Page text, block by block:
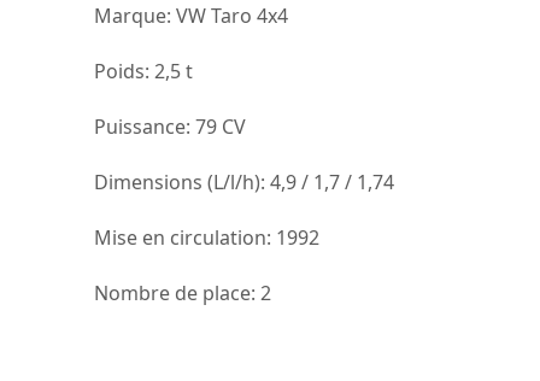
Marque: VW Taro 4x4
Poids: 2,5 t
Puissance: 79 CV
Dimensions (L/l/h): 4,9 / 1,7 / 1,74
Mise en circulation: 1992
Nombre de place: 2